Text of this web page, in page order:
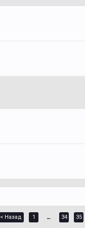
< Назад 1 ← 34 35